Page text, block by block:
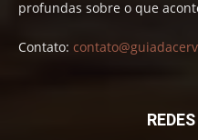
profundas sobre o que
Contato: